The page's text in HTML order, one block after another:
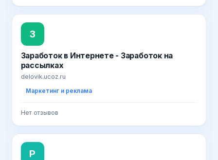
З
Заработок в Интернете - Заработок на
рассылках
delovik.ucoz.ru
Маркетинг и реклама
Нет отзывов
Р